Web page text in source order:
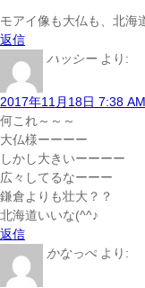
モアイ像も大仏も、北海
返信
ハッシー より:
2017年11月18日 7:38 AM
何これ～～～
大仏様ーーーー
しかし大きいーーーー
広々してるなーーー
鎌倉よりも壮大？？
北海道いいな(^^♪
返信
かなっぺ より: